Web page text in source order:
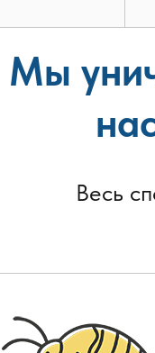
Мы
Весь